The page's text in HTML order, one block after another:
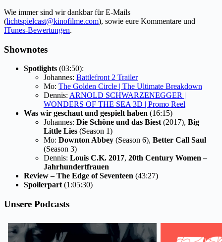
Wie immer sind wir dankbar für E-Mails
(lichtspielcast@kinofilme.com), sowie eure Kommentare und
ITunes-Bewertungen.
Shownotes
Spotlights (03:50):
Johannes: Battlefront 2 Trailer
Mo: The Golden Circle | The Ultimate Breakdown
Dennis: ARNOLD SCHWARZENEGGER |
WONDERS OF THE SEA 3D | Promo Reel
Was wir geschaut und gespielt haben (16:15)
Johannes: Die Schöne und das Biest (2017), Big
Little Lies (Season 1)
Mo: Downton Abbey (Season 6), Better Call Saul
(Season 3)
Dennis: Louis C.K. 2017, 20th Century Women –
Jahrhundertfrauen
Review – The Edge of Seventeen (43:27)
Spoilerpart (1:05:30)
Unsere Podcasts